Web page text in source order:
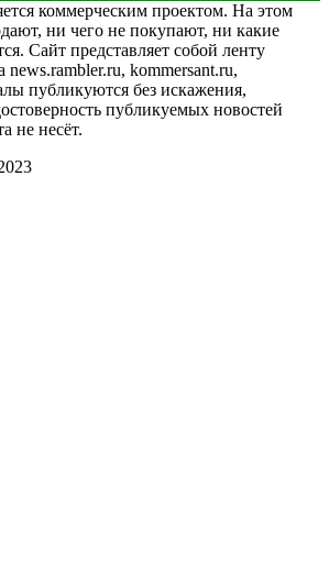
коммерческим проектом. На этом
ни чего не покупают, ни какие
Сайт представляет собой ленту
news.rambler.ru, kommersant.ru,
публикуются без искажения,
публикуемых новостей
не несёт.